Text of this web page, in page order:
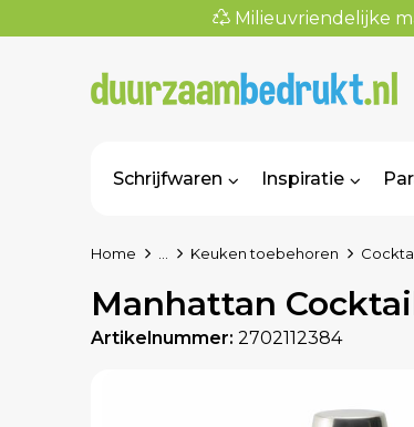
Milieuvriendelijke
Schrijfwaren Inspiratie
Home Keuken toebehoren
Manhattan
Artikelnummer: 2702112384